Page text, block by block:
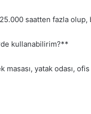
saatten fazla olup,
kullanabilirim?**
masası, yatak odası,